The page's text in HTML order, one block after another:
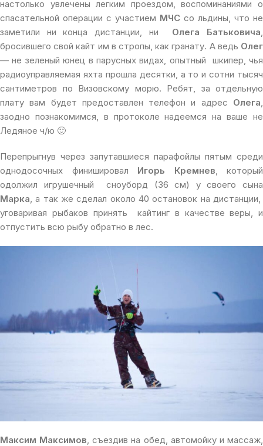
настолько увлечены легким проездом, воспоминаниями о
спасательной операции с участием МЧС со льдины, что не
заметили ни конца дистанции, ни Олега Батьковича,
бросившего свой кайт им в стропы, как гранату. А ведь Олег
— не зеленый юнец в парусных видах, опытный шкипер, чья
радиоуправляемая яхта прошла десятки, а то и сотни тысяч
сантиметров по Визовскому морю. Ребят, за отдельную
плату вам будет предоставлен телефон и адрес Олега,
заодно познакомимся, в протоколе надеемся на ваше не
Ледяное ч/ю 🙂
Перепрыгнув через запутавшиеся парафойлы пятым среди
однодосочных финишировал Игорь Кремнев, который
одолжил игрушечный сноуборд (36 см) у своего сына
Марка, а так же сделал около 40 остановок на дистанции,
уговаривая рыбаков принять кайтинг в качестве веры, и
отпустить всю рыбу обратно в лес.
Максим Максимов , съездив на обед, автомойку и массаж,